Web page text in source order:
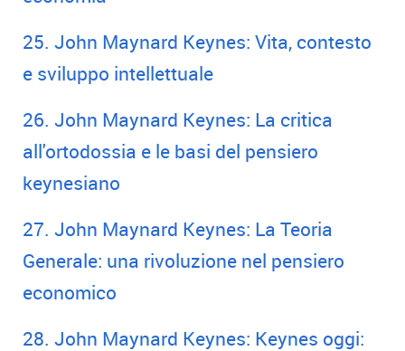
25. John Maynard Keynes: Vita, contesto
e sviluppo intellettuale
26. John Maynard Keynes: La critica
all'ortodossia e le basi del pensiero
keynesiano
27. John Maynard Keynes: La Teoria
Generale: una rivoluzione nel pensiero
economico
28. John Maynard Keynes: Keynes oggi: